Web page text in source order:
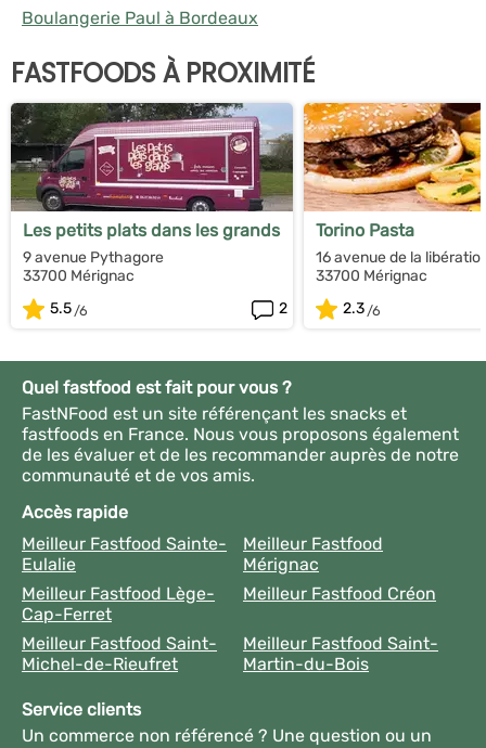
Boulangerie Paul à Bordeaux
FASTFOODS À PROXIMITÉ
Les petits plats dans les grands
9 avenue Pythagore
33700 Mérignac
5.5
2
Torino Pasta
16 avenue de la
33700 Mérignac
2.3
Quel fastfood est fait pour vous ?
FastNFood est un site référençant les snacks et
fastfoods en France. Nous vous proposons également
de les évaluer et de les recommander auprès de notre
communauté et de vos amis.
Accès rapide
Meilleur Fastfood Sainte-
Eulalie
Meilleur Fastfood
Mérignac
Meilleur Fastfood Lège-
Cap-Ferret
Meilleur Fastfood Créon
Meilleur Fastfood Saint-
Michel-de-Rieufret
Meilleur Fastfood Saint-
Martin-du-Bois
Service clients
Un commerce non référencé ? Une question ou un